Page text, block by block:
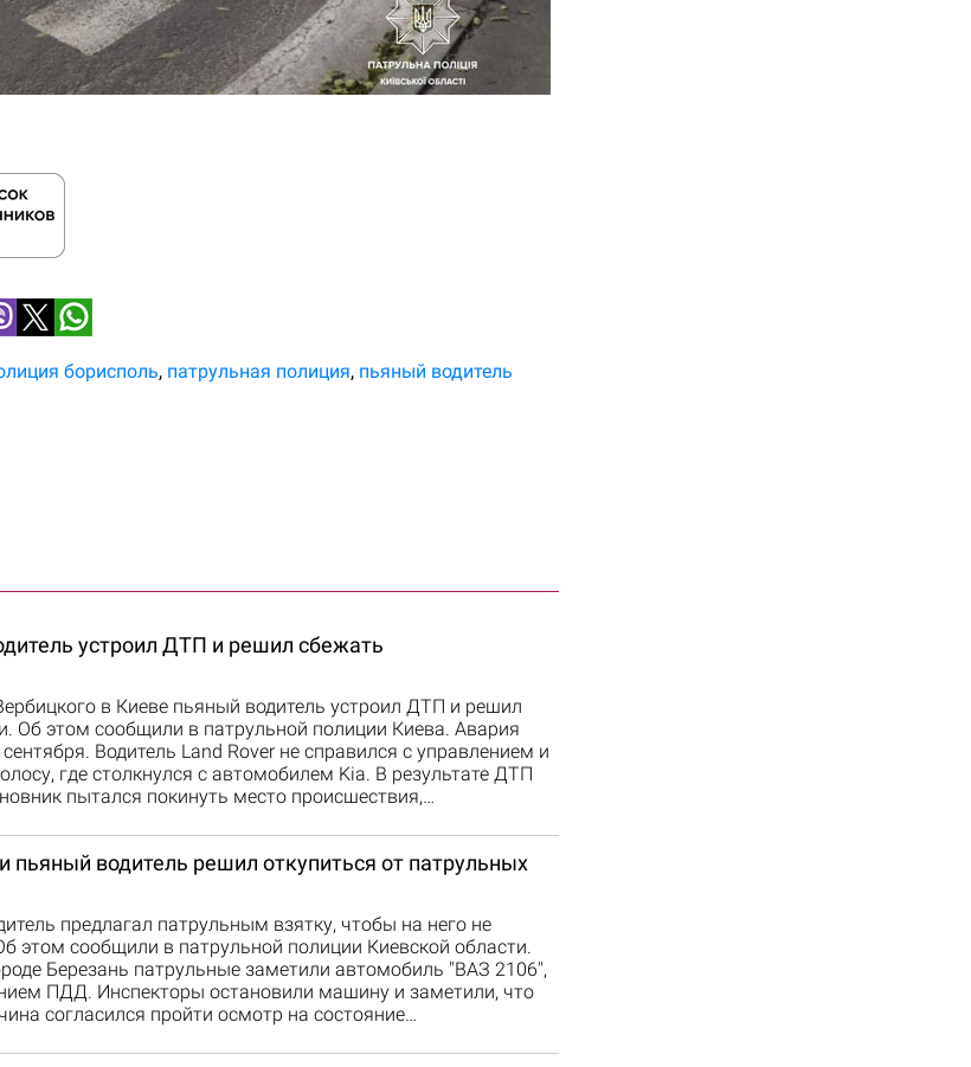
борисполь патрульная полиция пьяный водитель
устроил ДТП и решил сбежать
в Киеве пьяный водитель устроил ДТП и решил
Об этом сообщили в патрульной полиции Киева. Авария
Водитель Land Rover не справился с управлением и
где столкнулся с автомобилем Kia. В результате ДТП
пытался покинуть место происшествия,…
пьяный водитель решил откупиться от патрульных
предлагал патрульным взятку, чтобы на него не
этом сообщили в патрульной полиции Киевской области.
Березань патрульные заметили автомобиль "ВАЗ 2106",
ПДД. Инспекторы остановили машину и заметили, что
согласился пройти осмотр на состояние…